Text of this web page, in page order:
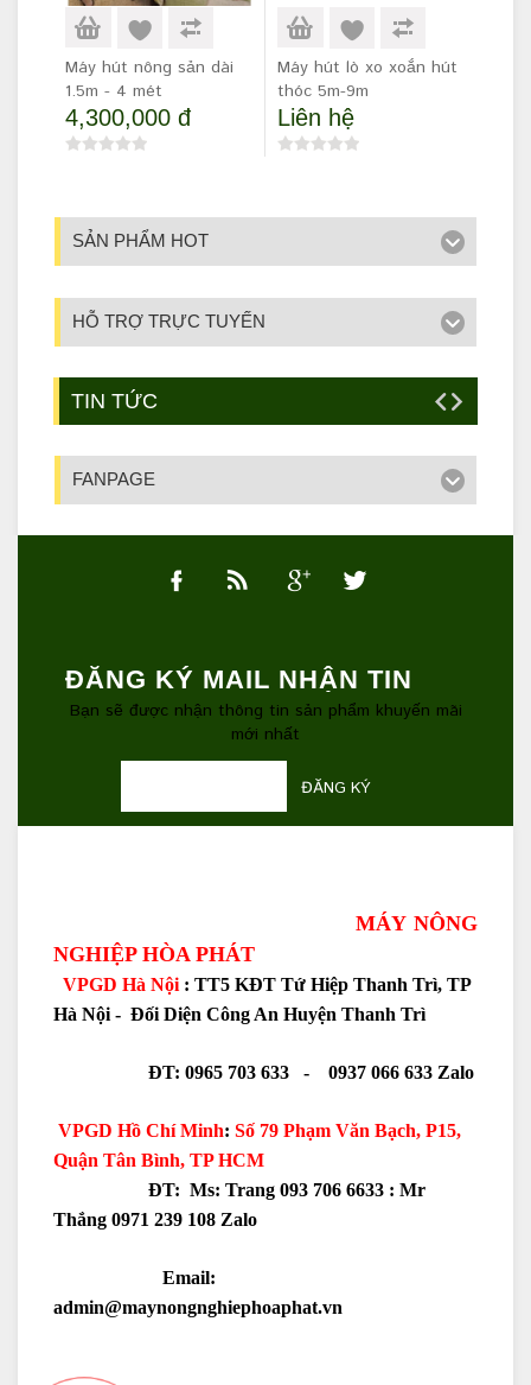
Máy hút nông sản dài
1.5m - 4 mét
4,300,000 đ
Máy hút lò xo xoắn hút
thóc 5m-9m
Liên hệ
SẢN PHẨM HOT
HỖ TRỢ TRỰC TUYẾN
TIN TỨC
FANPAGE
ĐĂNG KÝ MAIL NHẬN TIN
Bạn sẽ được nhận thông tin sản phẩm khuyến mãi
mới nhất
ĐĂNG KÝ
MÁY NÔNG
NGHIỆP HÒA PHÁT
VPGD Hà Nội : TT5 KĐT Tứ Hiệp Thanh Trì, TP
Hà Nội - Đối Diện Công An Huyện Thanh Trì
ĐT: 0965 703 633 - 0937 066 633 Zalo
VPGD Hồ Chí Minh: Số 79 Phạm Văn Bạch, P15,
Quận Tân Bình, TP HCM
ĐT: Ms: Trang 093 706 6633 : Mr
Thắng 0971 239 108 Zalo
Email:
admin@maynongnghiephoaphat.vn